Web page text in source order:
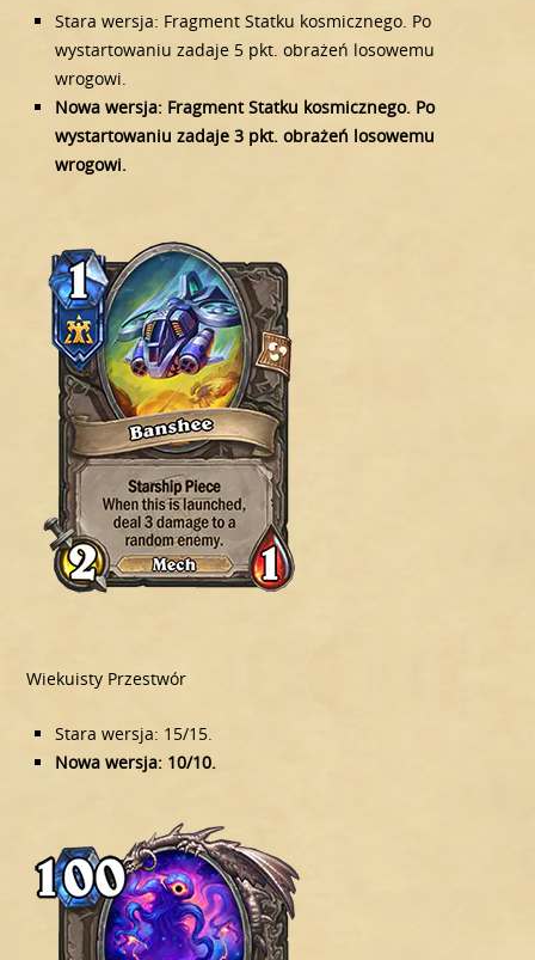
Stara wersja: Fragment Statku kosmicznego. Po
wystartowaniu zadaje 5 pkt. obrażeń losowemu
wrogowi.
Nowa wersja: Fragment Statku kosmicznego. Po
wystartowaniu zadaje 3 pkt. obrażeń losowemu
wrogowi.
Wiekuisty Przestwór
Stara wersja: 15/15.
Nowa wersja: 10/10.